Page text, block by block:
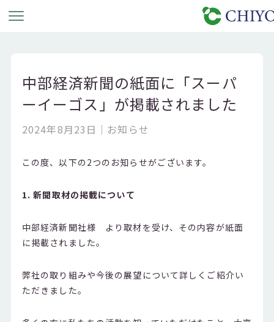
中部経済新聞の紙面に「スーパ
ーイーゴス」が掲載されました
2024年8月23日 お知らせ
この度、以下の2つのお知らせがございます。
1. 新聞取材の掲載について
中部経済新聞社様 より取材を受け、その内容が紙面
に掲載されました。
弊社の取り組みや今後の展望について詳しくご紹介い
ただきました。